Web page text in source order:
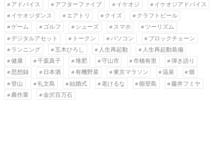
アドバイス
アフターファイブ イケオジ
イケオジアドバイス
イケオジダンス
エアトリ クイズ
クラフトビール
ゲーム
ゴルフ シューズ スマホ
ツーリズム
デジタルアセット
トークン パソコン
ブロックチェーン
ランニング
五木ひろし 人生再起動
人生再起動装備
健康
千葉真子 堆肥 守山市 市橋有里
弾き語り
思想録
日本酒 有機野菜 東京マラソン 温泉
畑
登山
礼文島 結婚式 老けるな 能登島
藤井フミヤ
農作業
金沢百万石